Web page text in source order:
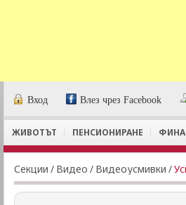
Вход Влез чрез Facebook
ЖИВОТЪТ ПЕНСИОНИРАНЕ
Секции / Видеo / Видеоусмивки /